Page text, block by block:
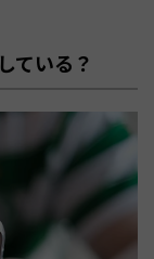
ている？